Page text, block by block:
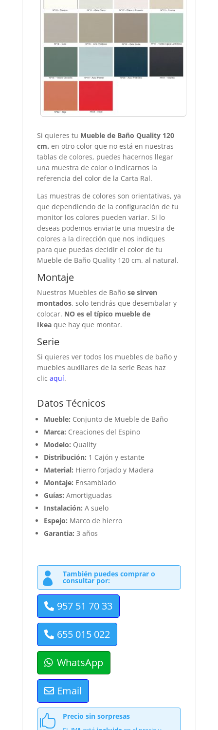
Si quieres tu Mueble de Baño Quality 120
cm. en otro color que no está en nuestras
tablas de colores, puedes hacernos llegar
una muestra de color o indicarnos la
referencia del color de la Carta Ral.
Las muestras de colores son orientativas, ya
que dependiendo de la configuración de tu
monitor los colores pueden variar. Si lo
deseas podemos enviarte una muestra de
colores a la dirección que nos indiques
para que puedas decidir el color de tu
Mueble de Baño Quality 120 cm. al natural.
Montaje
Nuestros Muebles de Bañose sirven
montados, solo tendrás que desembalar y
colocar. NO es el típico mueble de
Ikeaque hay que montar.
Serie
Si quieres ver todos los muebles de baño y
muebles auxiliares de la serie Beas haz
clic aquí.
Datos Técnicos
Mueble: Conjunto de Mueble de Baño
Marca: Creaciones del Espino
Modelo: Quality
Distribución: 1 Cajón y estante
Material: Hierro forjado y Madera
Montaje: Ensamblado
Guías: Amortiguadas
Instalación: A suelo
Espejo: Marco de hierro
Garantia: 3 años
 También puedes comprar o
consultar por:
957 51 70 33
655 015 022
WhatsApp
Email
 Precio sin sorpresas